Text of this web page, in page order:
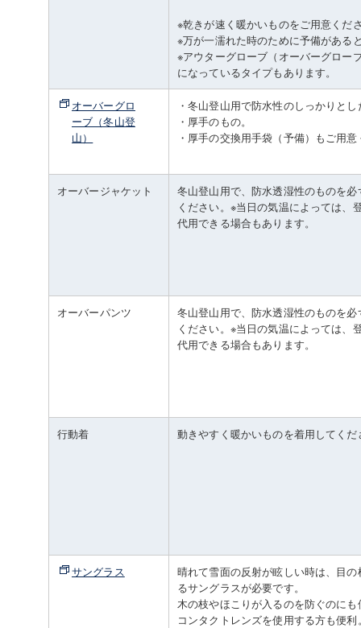
※乾きが速く暖かいものをご用意くだ
※万が一濡れた時のために予備がある
※アウターグローブ（オーバーグロー
になっているタイプもあります。
オーバーグロ
ーブ（冬山登
山）
・冬山登山用で防水性のしっかりと
・厚手のもの。
・厚手の交換用手袋（予備）もご用
オーバージャケット
冬山登山用で、防水透湿性のものを
ください。※当日の気温によっては、
代用できる場合もあります。
オーバーパンツ
冬山登山用で、防水透湿性のものを
ください。※当日の気温によっては、
代用できる場合もあります。
行動着 動きやすく暖かいものを着用してくだ
サングラス
晴れて雪面の反射が眩しい時は、目
るサングラスが必要です。
木の枝やほこりが入るのを防ぐのに
コンタクトレンズを使用する方も便利